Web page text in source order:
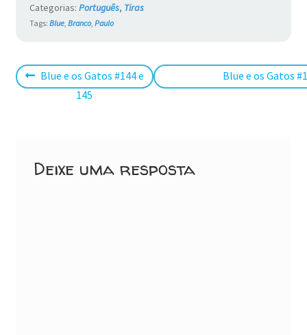
Categorias: Português, Tiras
Tags: Blue, Branco, Paulo
Navegação
Post
anterior:
Blue e os Gatos #144 e
145
Próximo
Blue e os Gatos
Deixe uma resposta